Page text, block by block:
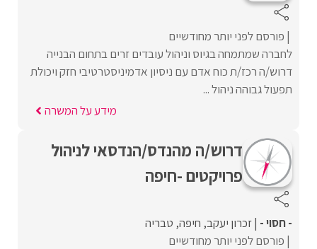
פורסם לפני יותר מחודשיים
לחברה שמתמחה בגיוס וניהול עובדים זרים בתחום הבנייה
דרוש/ה רכז/ת כוח אדם עם ניסיון אדמיניסטרטיבי חזק ויכולת
תפעול גבוהה ניהול ...
מידע על המשרה
דרוש/ה מהנדס/הנדסאי לניהול
פרויקטים -חיפה
- חסוי - זכרון יעקב חיפה טבריה
פורסם לפני יותר מחודשיים